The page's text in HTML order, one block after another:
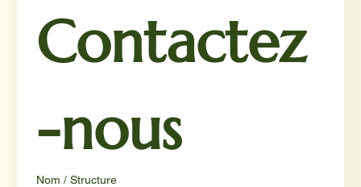
Contactez
-nous
Nom / Structure